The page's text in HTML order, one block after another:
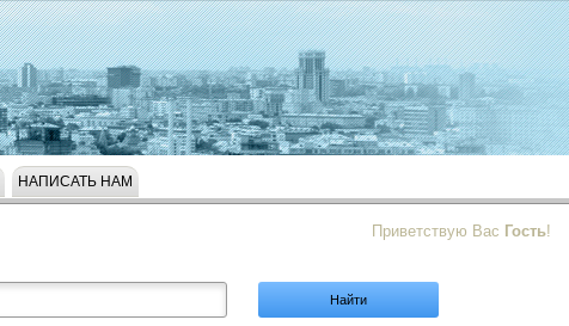
НАПИСАТЬ НАМ
Приветствую Вас Гость!